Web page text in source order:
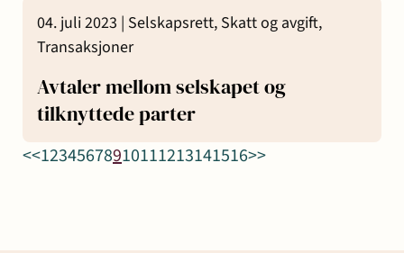
04. juli 2023 | Selskapsrett, Skatt og avgift,
Transaksjoner
Avtaler mellom selskapet og
tilknyttede parter
<<12345678910111213141516>>